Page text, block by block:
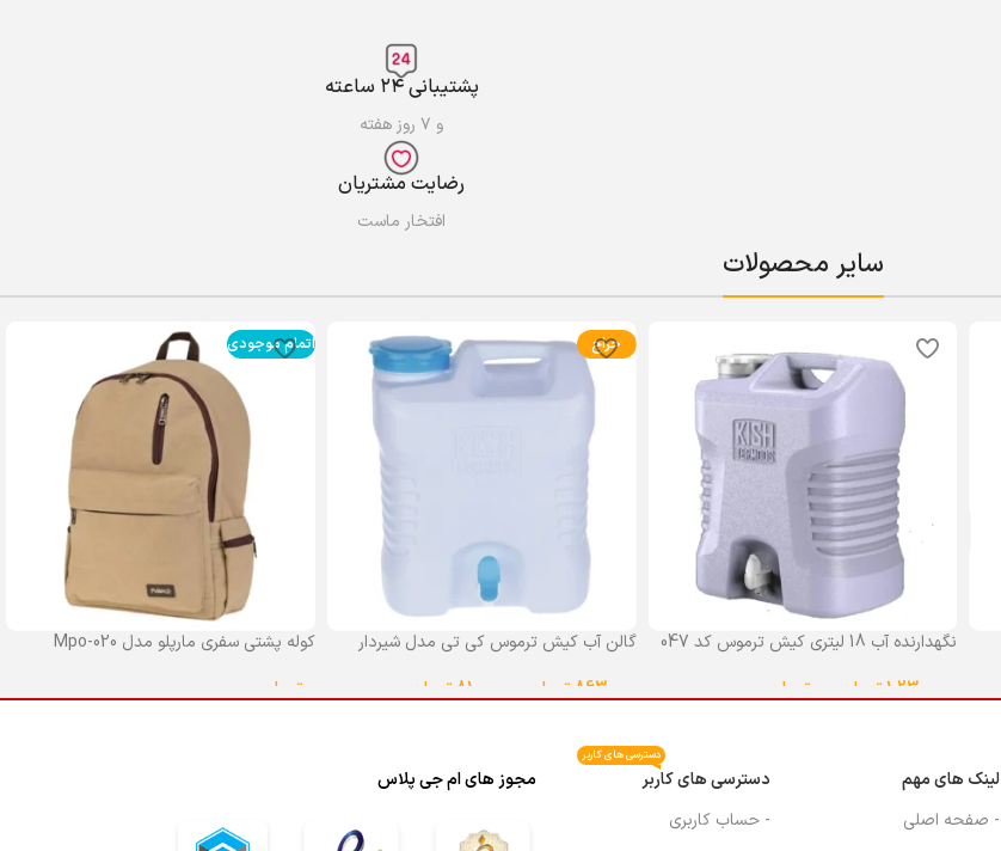
پشتیبانی ۲۴ ساعته
و ۷ روز هفته
رضایت مشتریان
افتخار ماست
سایر محصولات
نگهدارنده آب 18 لیتری کیش ترموس کد 047
1,230,000تومان تومان
حراج
گالن آب کیش ترموس کی تی مدل شیردار
863,000 تومان 810,000 تومان
اتمام موجودی
کوله پشتی سفری مارپلو مدل Mpo-020
تومان
لینک های مهم
- صفحه اصلی
دسترسی های کاربر
دسترسی های کاربر
- حساب کاربری
مجوز های ام جی پلاس